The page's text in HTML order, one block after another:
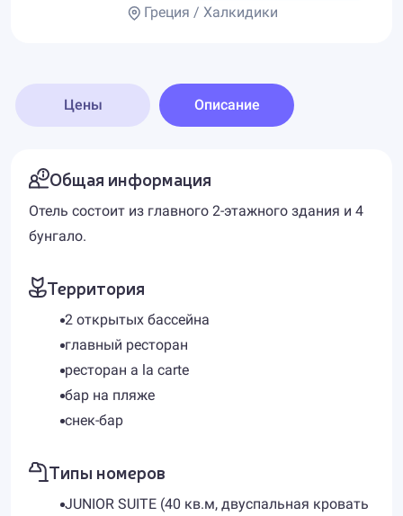
Греция / Халкидики
Цены Описание
Общая информация
Отель состоит из главного 2-этажного здания и 4
бунгало.
Территория
2 открытых бассейна
главный ресторан
ресторан a la carte
бар на пляже
снек-бар
Типы номеров
JUNIOR SUITE (40 кв.м, двуспальная кровать